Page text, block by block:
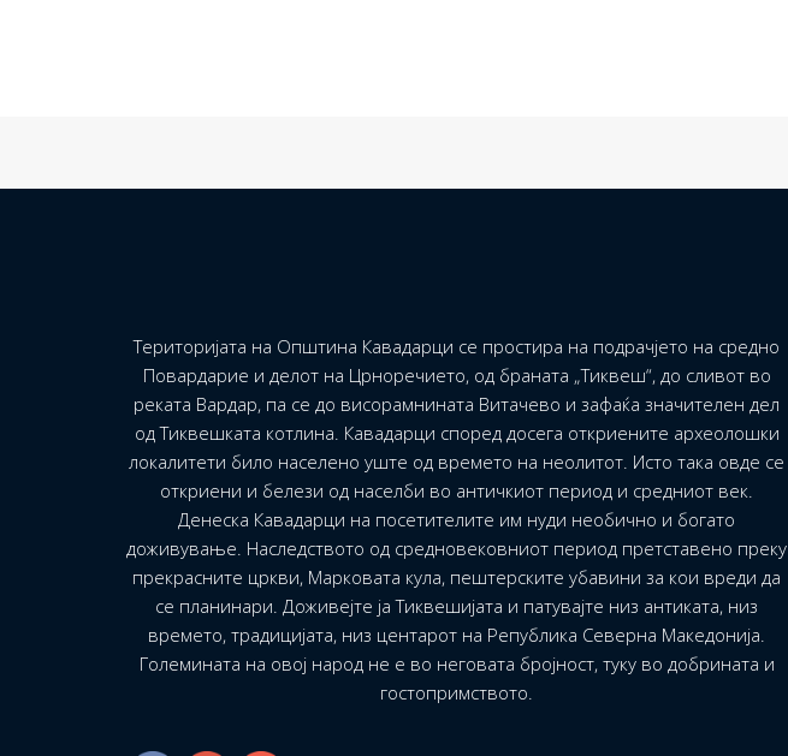
Територијата на Општина Кавадарци се простира на подрачјето на средно
Повардарие и делот на Црноречието, од браната „Тиквеш“, до сливот во
реката Вардар, па се до висорамнината Витачево и зафаќа значителен дел
од Тиквешката котлина. Кавадарци според досега откриените археолошки
локалитети било населено уште од времето на неолитот. Исто така овде се
откриени и белези од населби во античкиот период и средниот век.
Денеска Кавадарци на посетителите им нуди необично и богато
доживување. Наследството од средновековниот период претставено преку
прекрасните цркви, Марковата кула, пештерските убавини за кои вреди да
се планинари. Доживејте ја Тиквешијата и патувајте низ антиката, низ
времето, традицијата, низ центарот на Република Северна Македонија.
Големината на овој народ не е во неговата бројност, туку во добрината и
гостопримството.